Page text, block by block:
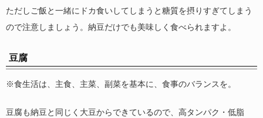
ただしご飯と一緒にドカ食いしてしまうと糖質を摂りすぎてしまう
ので注意しましょう。納豆だけでも美味しく食べられますよ。
豆腐
※食生活は、主食、主菜、副菜を基本に、食事のバランスを。
豆腐も納豆と同じく大豆からできているので、高タンパク・低脂